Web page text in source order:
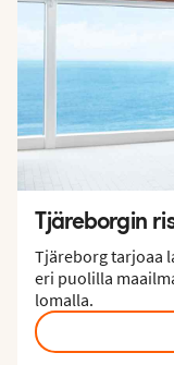
Tjäreborgin
Tjäreborg tarjoaa
eri puolilla
lomalla.